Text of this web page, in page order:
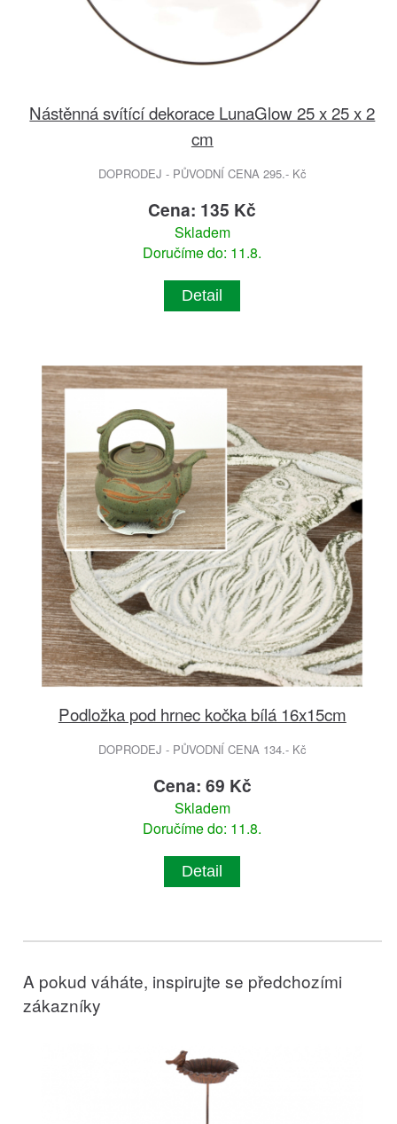
Nástěnná svítící dekorace LunaGlow 25 x 25 x 2
cm
DOPRODEJ - PŮVODNÍ CENA 295.- Kč
Cena: 135 Kč
Skladem
Doručíme do: 11.8.
Detail
Podložka pod hrnec kočka bílá 16x15cm
DOPRODEJ - PŮVODNÍ CENA 134.- Kč
Cena: 69 Kč
Skladem
Doručíme do: 11.8.
Detail
A pokud váháte, inspirujte se předchozími
zákazníky